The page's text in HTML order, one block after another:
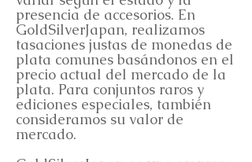
presencia de accesorios. En
GoldSilverJapan, realizamos
tasaciones justas de monedas de
plata comunes basándonos en el
precio actual del mercado de la
plata. Para conjuntos raros y
ediciones especiales, también
consideramos su valor de
mercado.